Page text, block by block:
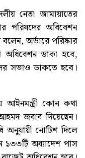
নেতা জামায়াতের
পরিষদের অধিবেশন
অর্ডারে পরিষ্কার
ডাকা হবে,
সভাও ডাকতে হবে।
আইনমন্ত্রী কোন কথা
আহমদ জবাব দিয়েছেন।
অনুযায়ী নোটিশ দিলে
অধ্যাদেশ পাস